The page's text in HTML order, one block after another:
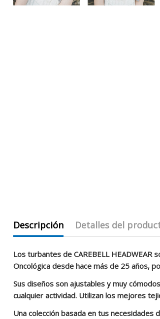
Descripción Detalles del
Los turbantes de CAREBELL
Oncológica desde hace más de 25 años,
Sus diseños son ajustables y muy
cualquier actividad. Utilizan los mejores
Una colección basada en tus